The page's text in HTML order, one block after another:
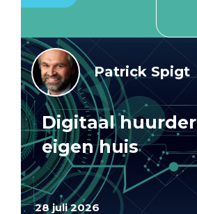
28 juli 2026
Patrick Spigt
Digitaal
eigen huis